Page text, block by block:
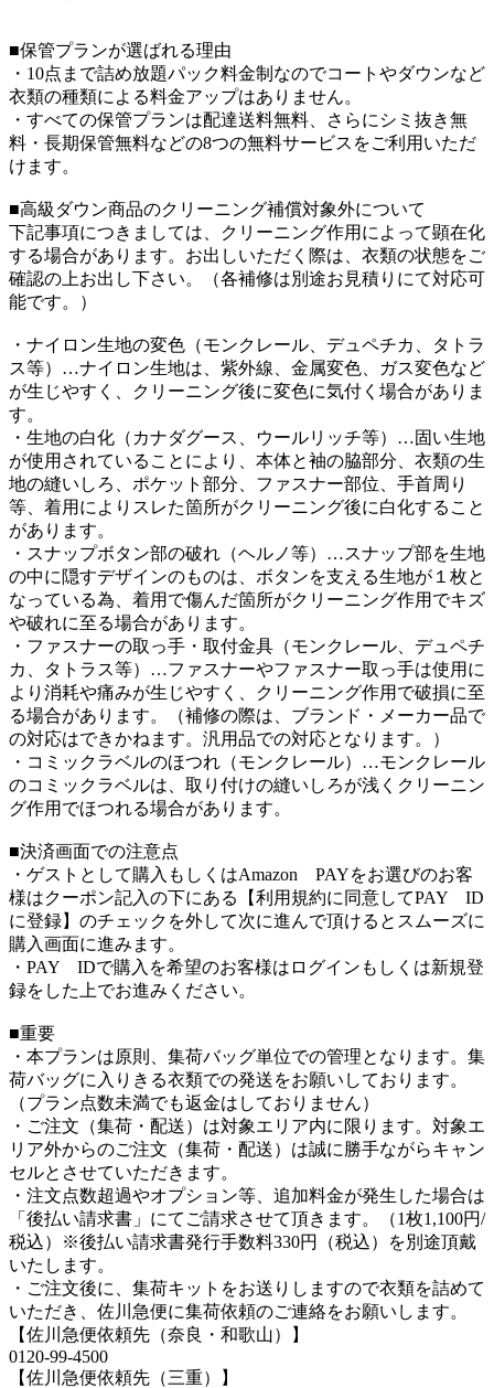
■保管プランが選ばれる理由
・10点まで詰め放題パック料金制なのでコートやダウンなど
衣類の種類による料金アップはありません。
・すべての保管プランは配達送料無料、さらにシミ抜き無
料・長期保管無料などの8つの無料サービスをご利用いただ
けます。
■高級ダウン商品のクリーニング補償対象外について
下記事項につきましては、クリーニング作用によって顕在化
する場合があります。お出しいただく際は、衣類の状態をご
確認の上お出し下さい。（各補修は別途お見積りにて対応可
能です。）
・ナイロン生地の変色（モンクレール、デュペチカ、タトラ
ス等）…ナイロン生地は、紫外線、金属変色、ガス変色など
が生じやすく、クリーニング後に変色に気付く場合がありま
す。
・生地の白化（カナダグース、ウールリッチ等）…固い生地
が使用されていることにより、本体と袖の脇部分、衣類の生
地の縫いしろ、ポケット部分、ファスナー部位、手首周り
等、着用によりスレた箇所がクリーニング後に白化すること
があります。
・スナップボタン部の破れ（ヘルノ等）…スナップ部を生地
の中に隠すデザインのものは、ボタンを支える生地が１枚と
なっている為、着用で傷んだ箇所がクリーニング作用でキズ
や破れに至る場合があります。
・ファスナーの取っ手・取付金具（モンクレール、デュペチ
カ、タトラス等）…ファスナーやファスナー取っ手は使用に
より消耗や痛みが生じやすく、クリーニング作用で破損に至
る場合があります。（補修の際は、ブランド・メーカー品で
の対応はできかねます。汎用品での対応となります。）
・コミックラベルのほつれ（モンクレール）…モンクレール
のコミックラベルは、取り付けの縫いしろが浅くクリーニン
グ作用でほつれる場合があります。
■決済画面での注意点
・ゲストとして購入もしくはAmazon PAYをお選びのお客
様はクーポン記入の下にある【利用規約に同意してPAY ID
に登録】のチェックを外して次に進んで頂けるとスムーズに
購入画面に進みます。
・PAY IDで購入を希望のお客様はログインもしくは新規登
録をした上でお進みください。
■重要
・本プランは原則、集荷バッグ単位での管理となります。集
荷バッグに入りきる衣類での発送をお願いしております。
（プラン点数未満でも返金はしておりません）
・ご注文（集荷・配送）は対象エリア内に限ります。対象エ
リア外からのご注文（集荷・配送）は誠に勝手ながらキャン
セルとさせていただきます。
・注文点数超過やオプション等、追加料金が発生した場合は
「後払い請求書」にてご請求させて頂きます。（1枚1,100円/
税込）※後払い請求書発行手数料330円（税込）を別途頂戴
いたします。
・ご注文後に、集荷キットをお送りしますので衣類を詰めて
いただき、佐川急便に集荷依頼のご連絡をお願いします。
【佐川急便依頼先（奈良・和歌山）】
0120-99-4500
【佐川急便依頼先（三重）】